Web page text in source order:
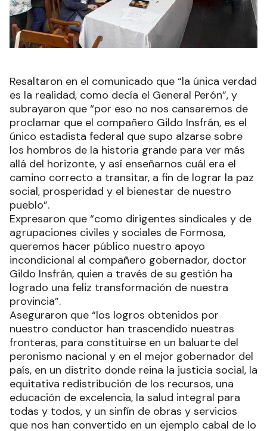
Resaltaron en el comunicado que “la única verdad
es la realidad, como decía el General Perón”, y
subrayaron que “por eso no nos cansaremos de
proclamar que el compañero Gildo Insfrán, es el
único estadista federal que supo alzarse sobre
los hombros de la historia grande para ver más
allá del horizonte, y así enseñarnos cuál era el
camino correcto a transitar, a fin de lograr la paz
social, prosperidad y el bienestar de nuestro
pueblo”.
Expresaron que “como dirigentes sindicales y de
agrupaciones civiles y sociales de Formosa,
queremos hacer público nuestro apoyo
incondicional al compañero gobernador, doctor
Gildo Insfrán, quien a través de su gestión ha
logrado una feliz transformación de nuestra
provincia”.
Aseguraron que “los logros obtenidos por
nuestro conductor han trascendido nuestras
fronteras, para constituirse en un baluarte del
peronismo nacional y en el mejor gobernador del
país, en un distrito donde reina la justicia social, la
equitativa redistribución de los recursos, una
educación de excelencia, la salud integral para
todas y todos, y un sinfín de obras y servicios
que nos han convertido en un ejemplo cabal de lo